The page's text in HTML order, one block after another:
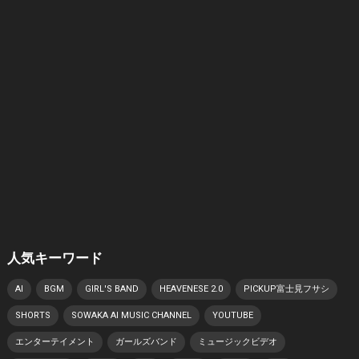
人気キーワード
AI BGM GIRL'S BAND HEAVENESE 2.0 PICKUP富士見フサシ
SHORTS SOWAKA AI MUSIC CHANNEL YOUTUBE
エンターテイメント ガールズバンド ミュージックビデオ